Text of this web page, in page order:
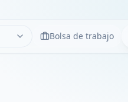
LimpiarBolsa de trabajo